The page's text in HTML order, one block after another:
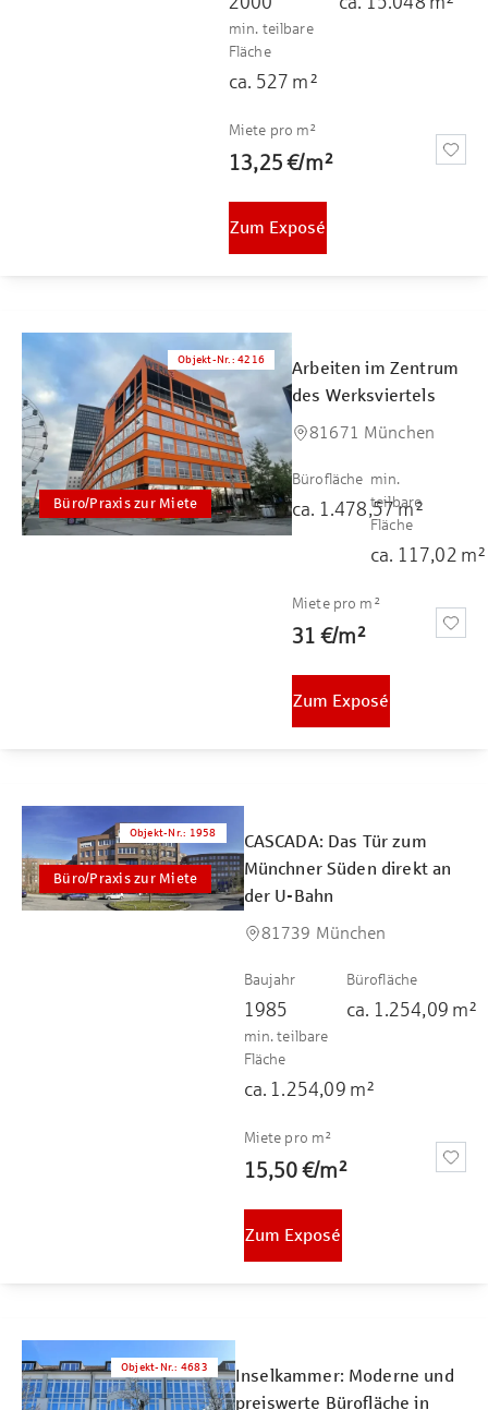
min. teilbare
Fläche
ca. 527 m²
Miete pro m²
13,25 €/m²
Zum Exposé
Büro/Praxis zur Miete
Objekt-Nr. :4216
Arbeiten im Zentrum
des Werksviertels
81671 München
Bürofläche
ca. 1.478,57m²
min.
teilbare
Fläche
ca. 117,02 m²
Miete pro m²
31 €/m²
Zum Exposé
Büro/Praxis zur Miete
Objekt-Nr.: 1958
CASCADA: Das Tür zum
Münchner Süden direkt an
der U-Bahn
81739 München
Baujahr
1985
Bürofläche
ca. 1.254,09 m²
min. teilbare
Fläche
ca. 1.254,09 m²
Miete pro m²
15,50 €/m²
Zum Exposé
Objekt-Nr.: 4683
Inselkammer: Moderne und
preiswerte Bürofläche in